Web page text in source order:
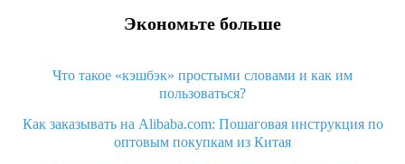
Экономьте больше
Что такое «кэшбэк» простыми словами и как им
пользоваться?
Как заказывать на Alibaba.com: Пошаговая инструкция по
оптовым покупкам из Китая